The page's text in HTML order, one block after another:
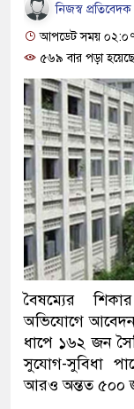
নিজস্ব প্রতিবেদক
আপডেট সময়
৫৬৯ বার পড়া হয়েছে
বৈষম্যের
অভিযোগে আবেদন
ধাপে ১৬২ জন
সুযোগ-সুবিধা
আরও অন্তত ৫০০